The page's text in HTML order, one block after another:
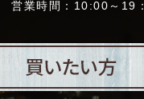
営業時間：10:00～19